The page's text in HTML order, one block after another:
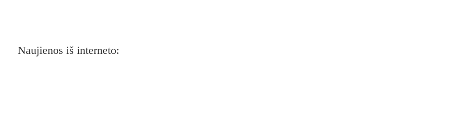
Naujienos iš interneto: